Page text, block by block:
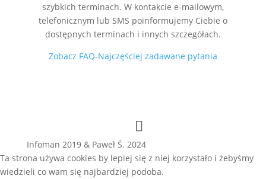
szybkich terminach. W kontakcie e-mailowym,
telefonicznym lub SMS poinformujemy Ciebie o
dostępnych terminach i innych szczegółach.
Zobacz FAQ-Najczęściej zadawane pytania
Infoman 2019 & Paweł Ś. 2024
Ta strona używa cookies by lepiej się z niej korzystało i żebyśmy
wiedzieli co wam się najbardziej podoba.